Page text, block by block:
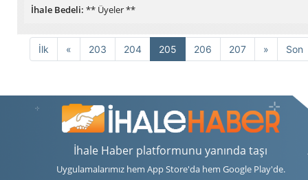
İhale Bedeli: ** Üyeler **
İlk «Önceki
203 204 205 206 207 »Sonraki
Son
İhale Haber platformunu yanında taşı
Uygulamalarımız hem App Store'da hem Google Play'de.